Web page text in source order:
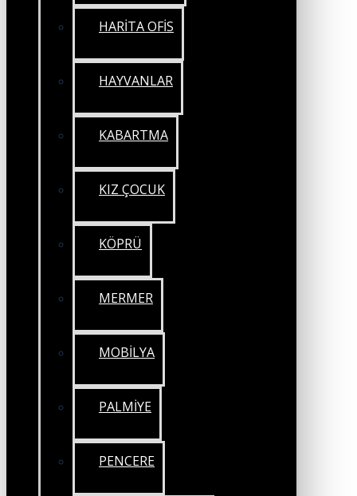
HARİTA OFİS
HAYVANLAR
KABARTMA
KIZ ÇOCUK
KÖPRÜ
MERMER
MOBİLYA
PALMİYE
PENCERE